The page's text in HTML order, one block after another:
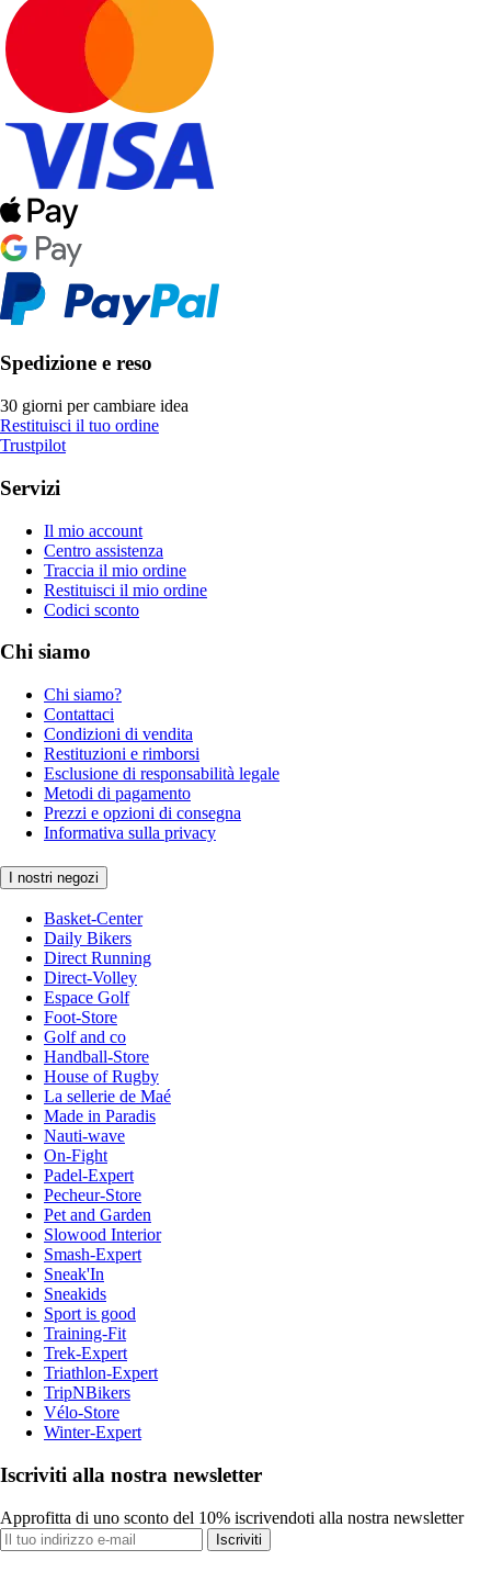
Spedizione e reso
30 giorni per cambiare idea
Restituisci il tuo ordine
Trustpilot
Servizi
Il mio account
Centro assistenza
Traccia il mio ordine
Restituisci il mio ordine
Codici sconto
Chi siamo
Chi siamo?
Contattaci
Condizioni di vendita
Restituzioni e rimborsi
Esclusione di responsabilità legale
Metodi di pagamento
Prezzi e opzioni di consegna
Informativa sulla privacy
I nostri negozi
Basket-Center
Daily Bikers
Direct Running
Direct-Volley
Espace Golf
Foot-Store
Golf and co
Handball-Store
House of Rugby
La sellerie de Maé
Made in Paradis
Nauti-wave
On-Fight
Padel-Expert
Pecheur-Store
Pet and Garden
Slowood Interior
Smash-Expert
Sneak'In
Sneakids
Sport is good
Training-Fit
Trek-Expert
Triathlon-Expert
TripNBikers
Vélo-Store
Winter-Expert
Iscriviti alla nostra newsletter
Approfitta di uno sconto del 10% iscrivendoti alla nostra newsletter
Iscriviti